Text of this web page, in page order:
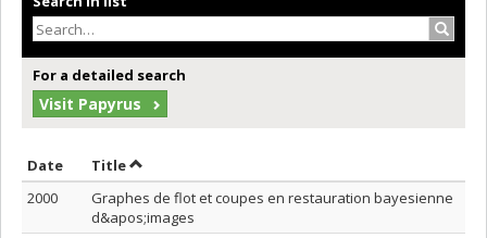
For a detailed search
Visit Papyrus
Date Sort by date in descending order
TitleSort by title in descending order
2000
Graphes de flot et coupes en restauration bayesienne
d&apos;images